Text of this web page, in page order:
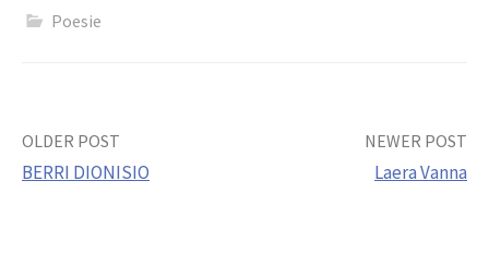
Poesie
Post
OLDER POST
BERRI DIONISIO
NEWER POST
Laera Vanna